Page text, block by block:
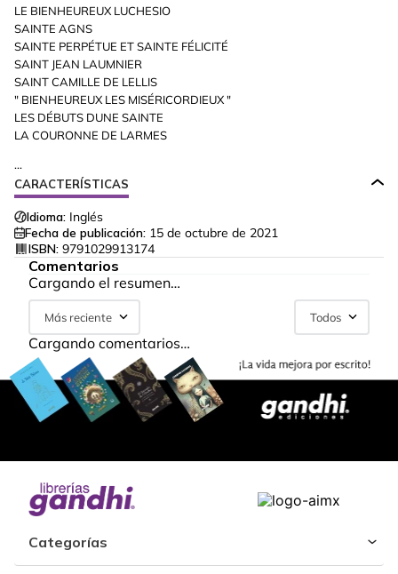
LE BIENHEUREUX LUCHESIO
SAINTE AGNS
SAINTE PERPÉTUE ET SAINTE FÉLICITÉ
SAINT JEAN LAUMNIER
SAINT CAMILLE DE LELLIS
" BIENHEUREUX LES MISÉRICORDIEUX "
LES DÉBUTS DUNE SAINTE
LA COURONNE DE LARMES
...
CARACTERÍSTICAS
Idioma: Inglés
Fecha de publicación: 15 de octubre de 2021
ISBN: 9791029913174
Comentarios
Cargando el resumen…
Más reciente Todos
Cargando comentarios…
Categorías